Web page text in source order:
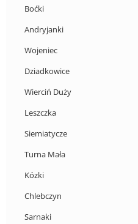
Boćki
Andryjanki
Wojeniec
Dziadkowice
Wierciń Duży
Leszczka
Siemiatycze
Turna Mała
Kózki
Chlebczyn
Sarnaki